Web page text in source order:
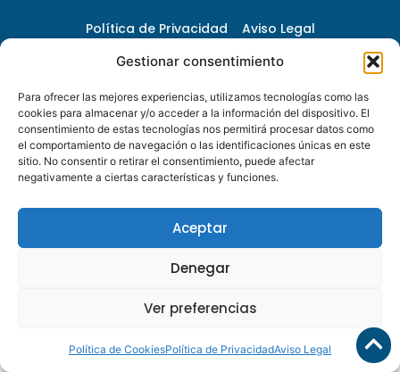
Gestionar consentimiento
Para ofrecer las mejores experiencias, utilizamos tecnologías como las
cookies para almacenar y/o acceder a la información del dispositivo. El
consentimiento de estas tecnologías nos permitirá procesar datos como
el comportamiento de navegación o las identificaciones únicas en este
sitio. No consentir o retirar el consentimiento, puede afectar
negativamente a ciertas características y funciones.
Aceptar
Denegar
Ver preferencias
Política de CookiesPolítica de PrivacidadAviso Legal
Política de Privacidad
Aviso Legal
Política de Cookies
© 2026 Cirugía Segura |Diseñado y desarrollado por tu
equipo Imedia Comunicación